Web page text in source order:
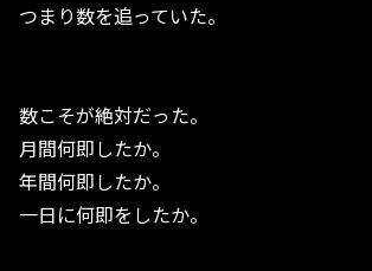
つまり数を追っていた。
数こそが絶対だった。
月間何即したか。
年間何即したか。
一日に何即をしたか。